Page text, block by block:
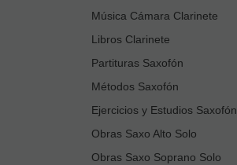
Música Cámara Clarinete
Libros Clarinete
Partituras Saxofón
Métodos Saxofón
Ejercicios y Estudios Saxofón
Obras Saxo Alto Solo
Obras Saxo Soprano Solo